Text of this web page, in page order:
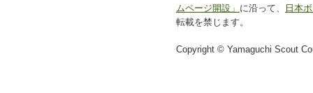
ムページ開設」 に沿って、
日本
転載を禁じます。
Copyright © Yamaguchi Scout